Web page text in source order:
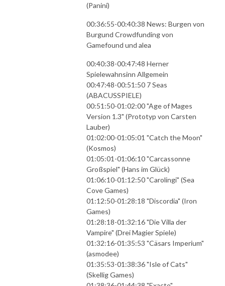
(Panini)
00:36:55-00:40:38 News: Burgen von
Burgund Crowdfunding von
Gamefound und alea
00:40:38-00:47:48 Herner
Spielewahnsinn Allgemein
00:47:48-00:51:50 7 Seas
(ABACUSSPIELE)
00:51:50-01:02:00 "Age of Mages
Version 1.3" (Prototyp von Carsten
Lauber)
01:02:00-01:05:01 "Catch the Moon"
(Kosmos)
01:05:01-01:06:10 "Carcassonne
Großspiel" (Hans im Glück)
01:06:10-01:12:50 "Carolingi" (Sea
Cove Games)
01:12:50-01:28:18 "Discordia" (Iron
Games)
01:28:18-01:32:16 "Die Villa der
Vampire" (Drei Magier Spiele)
01:32:16-01:35:53 "Cäsars Imperium"
(asmodee)
01:35:53-01:38:36 "Isle of Cats"
(Skellig Games)